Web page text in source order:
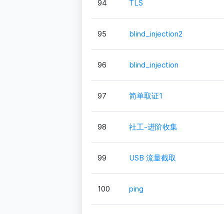
94 TLS
95 blind_injection2
96 blind_injection
97 简单取证1
98 社工-进阶收集
99 USB 流量截取
100 ping